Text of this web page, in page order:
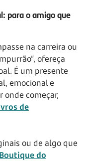
para o amigo que
na carreira ou
ofereça
É um presente
emocional e
onde começar,
de
ou de algo que
Boutique do